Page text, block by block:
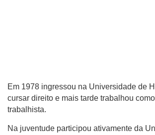
Em 1978 ingressou na Universidade de
cursar direito e mais tarde trabalhou
trabalhista.
Na juventude participou ativamente da